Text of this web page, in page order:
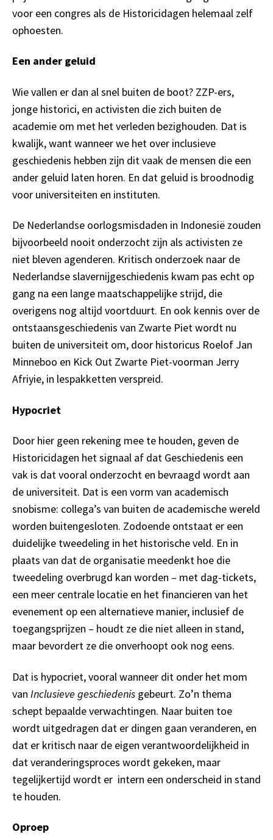
voor een congres als de Historicidagen helemaal zelf
ophoesten.
Een ander geluid
Wie vallen er dan al snel buiten de boot? ZZP-ers,
jonge historici, en activisten die zich buiten de
academie om met het verleden bezighouden. Dat is
kwalijk, want wanneer we het over inclusieve
geschiedenis hebben zijn dit vaak de mensen die een
ander geluid laten horen. En dat geluid is broodnodig
voor universiteiten en instituten.
De Nederlandse oorlogsmisdaden in Indonesië zouden
bijvoorbeeld nooit onderzocht zijn als activisten ze
niet bleven agenderen. Kritisch onderzoek naar de
Nederlandse slavernijgeschiedenis kwam pas echt op
gang na een lange maatschappelijke strijd, die
overigens nog altijd voortduurt. En ook kennis over de
ontstaansgeschiedenis van Zwarte Piet wordt nu
buiten de universiteit om, door historicus Roelof Jan
Minneboo en Kick Out Zwarte Piet-voorman Jerry
Afriyie, in lespakketten verspreid.
Hypocriet
Door hier geen rekening mee te houden, geven de
Historicidagen het signaal af dat Geschiedenis een
vak is dat vooral onderzocht en bevraagd wordt aan
de universiteit. Dat is een vorm van academisch
snobisme: collega’s van buiten de academische wereld
worden buitengesloten. Zodoende ontstaat er een
duidelijke tweedeling in het historische veld. En in
plaats van dat de organisatie meedenkt hoe die
tweedeling overbrugd kan worden – met dag-tickets,
een meer centrale locatie en het financieren van het
evenement op een alternatieve manier, inclusief de
toegangsprijzen – houdt ze die niet alleen in stand,
maar bevordert ze die onverhoopt ook nog eens.
Dat is hypocriet, vooral wanneer dit onder het mom
van Inclusieve geschiedenis gebeurt. Zo’n thema
schept bepaalde verwachtingen. Naar buiten toe
wordt uitgedragen dat er dingen gaan veranderen, en
dat er kritisch naar de eigen verantwoordelijkheid in
dat veranderingsproces wordt gekeken, maar
tegelijkertijd wordt er intern een onderscheid in stand
te houden.
Oproep